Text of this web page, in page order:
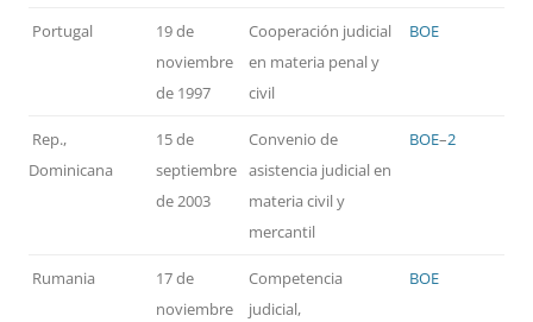
Portugal
19 de
noviembre
de 1997
Cooperación judicial
en materia penal y
civil
BOE
Rep.,
Dominicana
15 de
septiembre
de 2003
Convenio de
asistencia judicial en
materia civil y
mercantil
BOE–2
Rumania
17 de
noviembre
Competencia
judicial,
BOE